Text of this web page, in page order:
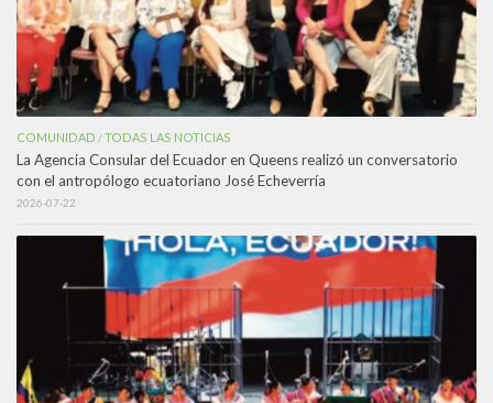
COMUNIDAD /TODAS LAS NOTICIAS
La Agencia Consular del Ecuador en Queens realizó un conversatorio
con el antropólogo ecuatoriano José Echeverría
2026-07-22